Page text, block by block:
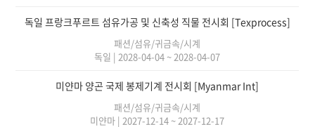
독일 프랑크푸르트 섬유가공 및 신축성 직물 전시회 [Texprocess]
패션/섬유/귀금속/시계
독일 | 2028-04-04 ~ 2028-04-07
미얀마 양곤 국제 봉제기계 전시회 [Myanmar Int]
패션/섬유/귀금속/시계
미얀마 | 2027-12-14 ~ 2027-12-17